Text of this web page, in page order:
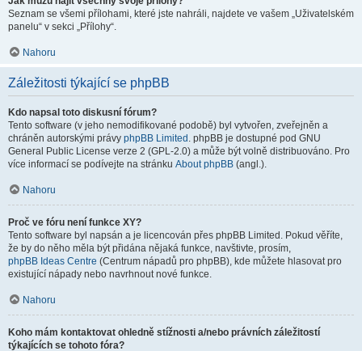
Seznam se všemi přílohami, které jste nahráli, najdete ve vašem „Uživatelském
panelu“ v sekci „Přílohy“.
Nahoru
Záležitosti týkající se phpBB
Kdo napsal toto diskusní fórum?
Tento software (v jeho nemodifikované podobě) byl vytvořen, zveřejněn a
chráněn autorskými právy phpBB Limited . phpBB je dostupné pod GNU
General Public License verze 2 (GPL-2.0) a může být volně distribuováno. Pro
více informací se podívejte na stránku About phpBB (angl.).
Nahoru
Proč ve fóru není funkce XY?
Tento software byl napsán a je licencován přes phpBB Limited. Pokud věříte,
že by do něho měla být přidána nějaká funkce, navštivte, prosím,
phpBB Ideas Centre (Centrum nápadů pro phpBB), kde můžete hlasovat pro
existující nápady nebo navrhnout nové funkce.
Nahoru
Koho mám kontaktovat ohledně stížnosti a/nebo právních záležitostí
týkajících se tohoto fóra?